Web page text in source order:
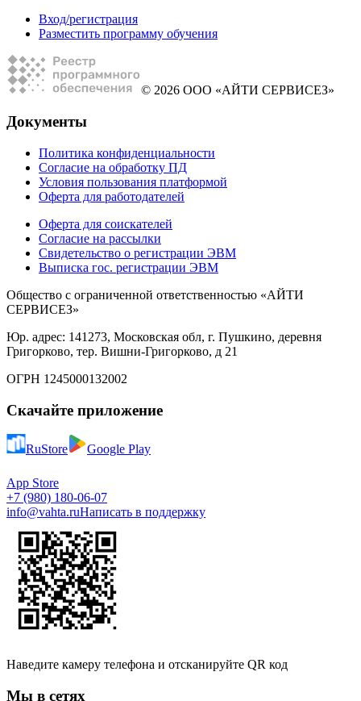
Вход/регистрация
Разместить программу обучения
© 2026 ООО «АЙТИ СЕРВИСЕЗ»
Документы
Политика конфиденциальности
Согласие на обработку ПД
Условия пользования платформой
Оферта для работодателей
Оферта для соискателей
Согласие на рассылки
Свидетельство о регистрации ЭВМ
Выписка гос. регистрации ЭВМ
Общество с ограниченной ответственностью «АЙТИ
СЕРВИСЕЗ»
Юр. адрес: 141273, Московская обл, г. Пушкино, деревня
Григорково, тер. Вишни-Григорково, д 21
ОГРН 1245000132002
Скачайте приложение
RuStore Google Play
App Store
+7 (980) 180-06-07
info@vahta.ruНаписать в поддержку
Наведите камеру телефона и отсканируйте QR код
Мы в сетях